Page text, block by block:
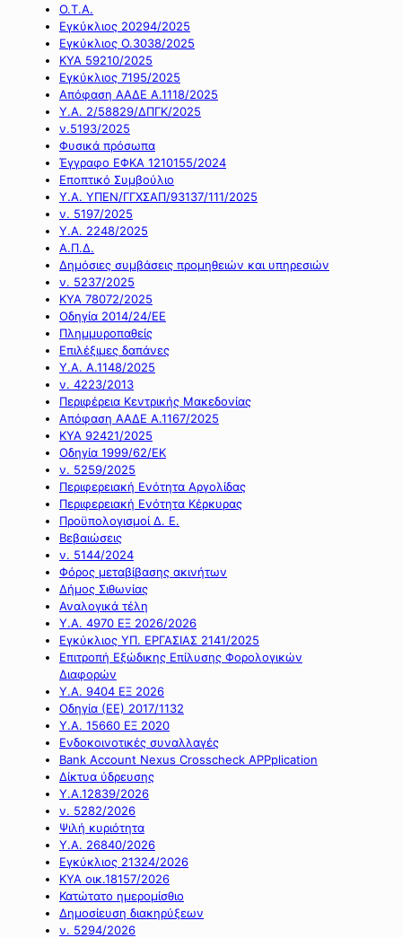
Ο.Τ.Α.
Εγκύκλιος 20294/2025
Εγκύκλιος Ο.3038/2025
ΚΥΑ 59210/2025
Εγκύκλιος 7195/2025
Απόφαση ΑΑΔΕ Α.1118/2025
Υ.Α. 2/58829/ΔΠΓΚ/2025
ν.5193/2025
Φυσικά πρόσωπα
Έγγραφο ΕΦΚΑ 1210155/2024
Εποπτικό Συμβούλιο
Υ.Α. ΥΠΕΝ/ΓΓΧΣΑΠ/93137/111/2025
ν. 5197/2025
Υ.Α. 2248/2025
Α.Π.Δ.
Δημόσιες συμβάσεις προμηθειών και υπηρεσιών
ν. 5237/2025
ΚΥΑ 78072/2025
Οδηγία 2014/24/ΕΕ
Πλημμυροπαθείς
Επιλέξιμες δαπάνες
Υ.Α. Α.1148/2025
ν. 4223/2013
Περιφέρεια Κεντρικής Μακεδονίας
Απόφαση ΑΑΔΕ Α.1167/2025
ΚΥΑ 92421/2025
Οδηγία 1999/62/ΕΚ
ν. 5259/2025
Περιφερειακή Ενότητα Αργολίδας
Περιφερειακή Ενότητα Κέρκυρας
Προϋπολογισμοί Δ. Ε.
Βεβαιώσεις
ν. 5144/2024
Φόρος μεταβίβασης ακινήτων
Δήμος Σιθωνίας
Αναλογικά τέλη
Υ.Α. 4970 ΕΞ 2026/2026
Εγκύκλιος ΥΠ. ΕΡΓΑΣΙΑΣ 2141/2025
Επιτροπή Εξώδικης Επίλυσης Φορολογικών
Διαφορών
Υ.Α. 9404 ΕΞ 2026
Οδηγία (ΕΕ) 2017/1132
Υ.Α. 15660 ΕΞ 2020
Ενδοκοινοτικές συναλλαγές
Bank Account Nexus Crosscheck APPplication
Δίκτυα ύδρευσης
Υ.Α.12839/2026
ν. 5282/2026
Ψιλή κυριότητα
Υ.Α. 26840/2026
Εγκύκλιος 21324/2026
ΚΥΑ οικ.18157/2026
Κατώτατο ημερομίσθιο
Δημοσίευση διακηρύξεων
ν. 5294/2026